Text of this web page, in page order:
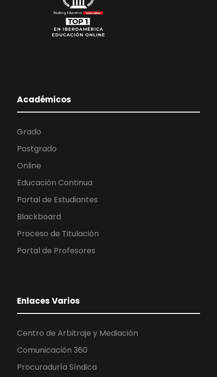
Académicos
Grado
Postgrado
Online
Educación Continua
Portal de Estudiantes
Blackboard
Proceso de Titulación
Portal de Profesores
Enlaces Varios
Centro de Arbitraje y Mediación
Comunicación 360
Procuraduría Síndica